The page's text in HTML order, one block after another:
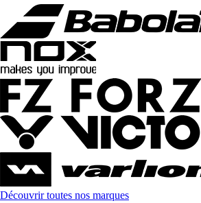
Découvrir toutes nos marques